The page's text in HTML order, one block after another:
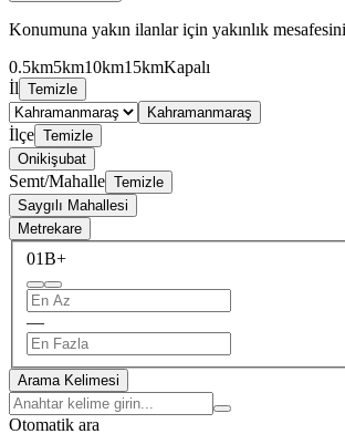
Konumuna yakın ilanlar için yakınlık
0.5km5km10km15kmKapalı
İl Temizle
Kahramanmaraş
İlçe Temizle
Onikişubat
Semt/Mahalle Temizle
Saygılı Mahallesi
Metrekare
01B+
—
Arama Kelimesi
Otomatik ara